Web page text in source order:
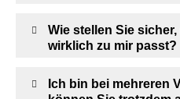
Wie stellen Sie
wirklich zu mir passt?
Ich bin bei mehreren